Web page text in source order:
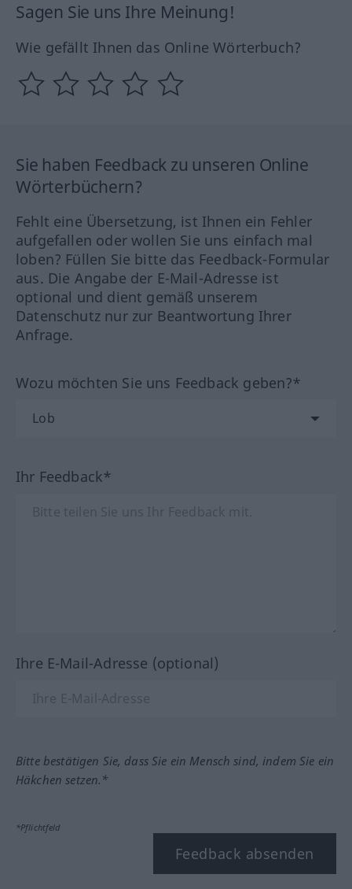
Sagen Sie uns Ihre Meinung!
Wie gefällt Ihnen das Online Wörterbuch?
Sie haben Feedback zu unseren Online
Wörterbüchern?
Fehlt eine Übersetzung, ist Ihnen ein Fehler
aufgefallen oder wollen Sie uns einfach mal
loben? Füllen Sie bitte das Feedback-Formular
aus. Die Angabe der E-Mail-Adresse ist
optional und dient gemäß unserem
Datenschutz nur zur Beantwortung Ihrer
Anfrage.
Wozu möchten Sie uns Feedback geben?*
Ihr Feedback*
Ihre E-Mail-Adresse (optional)
Bitte bestätigen Sie, dass Sie ein Mensch sind, indem Sie ein
Häkchen setzen.*
*Pflichtfeld
Feedback absenden